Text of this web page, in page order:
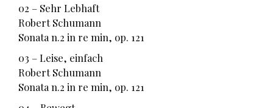
02 – Sehr Lebhaft
Robert Schumann
Sonata n.2 in re min, op. 121
03 – Leise, einfach
Robert Schumann
Sonata n.2 in re min, op. 121